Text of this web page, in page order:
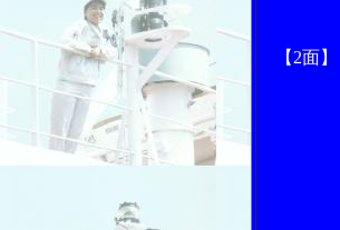
【2面】